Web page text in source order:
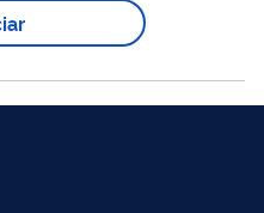
livros, teses, folhetos, CDs e